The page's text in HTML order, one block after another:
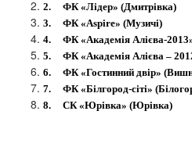
2. ФК «Лідер» (Дмитрівка)
3. ФК «Aspire» (Музичі)
4. ФК «Академія Алієва-
5. ФК «Академія Алієва –
6. ФК «Гостинний двір»
7. ФК «Білгород-сіті»
8. СК «Юрівка» (Юрівка)